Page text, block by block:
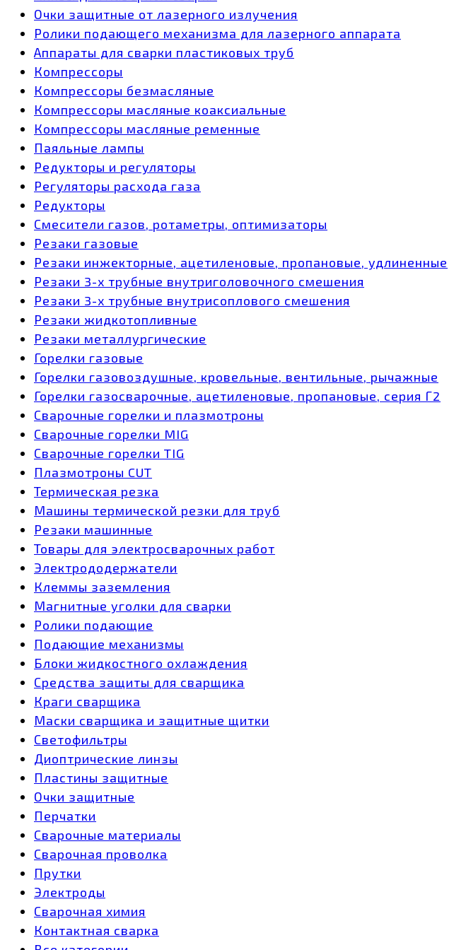
Очки защитные от лазерного излучения
Ролики подающего механизма для лазерного аппарата
Аппараты для сварки пластиковых труб
Компрессоры
Компрессоры безмасляные
Компрессоры масляные коаксиальные
Компрессоры масляные ременные
Паяльные лампы
Редукторы и регуляторы
Регуляторы расхода газа
Редукторы
Смесители газов, ротаметры, оптимизаторы
Резаки газовые
Резаки инжекторные, ацетиленовые, пропановые, удлиненные
Резаки 3-х трубные внутриголовочного смешения
Резаки 3-х трубные внутрисоплового смешения
Резаки жидкотопливные
Резаки металлургические
Горелки газовые
Горелки газовоздушные, кровельные, вентильные, рычажные
Горелки газосварочные, ацетиленовые, пропановые, серия Г2
Сварочные горелки и плазмотроны
Сварочные горелки MIG
Сварочные горелки TIG
Плазмотроны CUT
Термическая резка
Машины термической резки для труб
Резаки машинные
Товары для электросварочных работ
Электрододержатели
Клеммы заземления
Магнитные уголки для сварки
Ролики подающие
Подающие механизмы
Блоки жидкостного охлаждения
Средства защиты для сварщика
Краги сварщика
Маски сварщика и защитные щитки
Светофильтры
Диоптрические линзы
Пластины защитные
Очки защитные
Перчатки
Сварочные материалы
Сварочная проволка
Прутки
Электроды
Сварочная химия
Контактная сварка